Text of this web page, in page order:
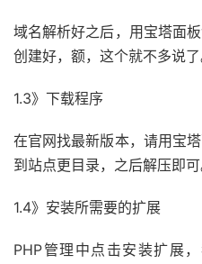
域名解析好之后，用宝塔面
创建好，额，这个就不多说了
1.3》下载程序
在官网找最新版本，请用宝
到站点更目录，之后解压即可
1.4》安装所需要的扩展
PHP管理中点击安装扩展